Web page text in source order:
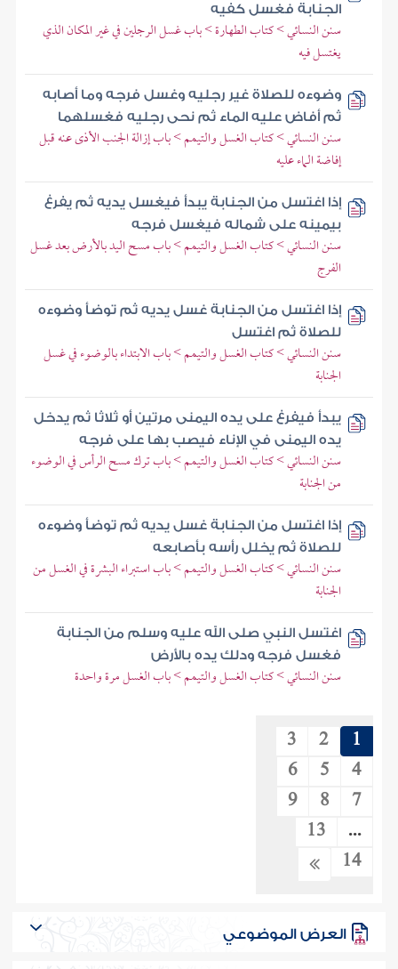
الجنابة فغسل كفيه
سنن النسائي > كتاب الطهارة > باب غسل الرجلين في غير المكان الذي
يغتسل فيه
وضوءه للصلاة غير رجليه وغسل فرجه وما أصابه
ثم أفاض عليه الماء ثم نحى رجليه فغسلهما
سنن النسائي > كتاب الغسل والتيمم > باب إزالة الجنب الأذى عنه قبل
إفاضة الماء عليه
إذا اغتسل من الجنابة يبدأ فيغسل يديه ثم يفرغ
بيمينه على شماله فيغسل فرجه
سنن النسائي > كتاب الغسل والتيمم > باب مسح اليد بالأرض بعد غسل
الفرج
إذا اغتسل من الجنابة غسل يديه ثم توضأ وضوءه
للصلاة ثم اغتسل
سنن النسائي > كتاب الغسل والتيمم > باب الابتداء بالوضوء في غسل
الجنابة
يبدأ فيفرغ على يده اليمنى مرتين أو ثلاثا ثم يدخل
يده اليمنى في الإناء فيصب بها على فرجه
سنن النسائي > كتاب الغسل والتيمم > باب ترك مسح الرأس في الوضوء
من الجنابة
إذا اغتسل من الجنابة غسل يديه ثم توضأ وضوءه
للصلاة ثم يخلل رأسه بأصابعه
سنن النسائي > كتاب الغسل والتيمم > باب استبراء البشرة في الغسل من
الجنابة
اغتسل النبي صلى الله عليه وسلم من الجنابة
فغسل فرجه ودلك يده بالأرض
سنن النسائي > كتاب الغسل والتيمم > باب الغسل مرة واحدة
1
2
3
4
5
6
7
8
9
...
13
14
العرض الموضوعي